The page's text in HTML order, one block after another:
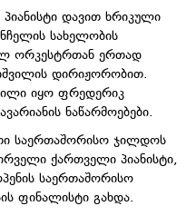
დავით ხრიკული
სახელობის
ორკესტრთან ერთად
დირიჟორობით.
იყო ფრედერიკ
ნაწარმოებები.
საერთაშორისო ჯილდოს
ქართველი პიანისტი,
საერთაშორისო
ფინალისტი გახდა.